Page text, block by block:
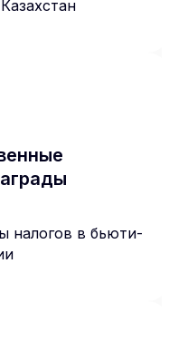
налогов в бьюти-